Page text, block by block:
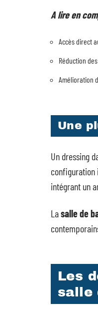
A lire en
Accès direct
Réduction
Amélioration
Une
Un dressing
configuration
intégrant un
Lasalle de
Les
salle